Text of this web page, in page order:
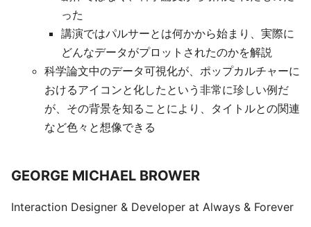
った
講演ではパルサーとは何かから始まり、実際に
どんなデータがプロットされたのかを解説
科学論文中のデータ可視化が、ポップカルチャーに
おけるアイコンと化したという非常に珍しい例だ
が、その背景を知ることにより、タイトルとの関連
など色々と想像できる
GEORGE MICHAEL BROWER
Interaction Designer & Developer at Always & Forever